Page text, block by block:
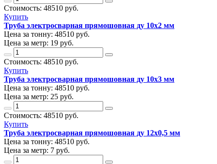
Стоимость: 48510 руб.
Купить
Труба электросварная прямошовная ду 10х2 мм
Цена за тонну: 48510 руб.
Цена за метр: 19 руб.
Стоимость: 48510 руб.
Купить
Труба электросварная прямошовная ду 10х3 мм
Цена за тонну: 48510 руб.
Цена за метр: 25 руб.
Стоимость: 48510 руб.
Купить
Труба электросварная прямошовная ду 12х0,5 мм
Цена за тонну: 48510 руб.
Цена за метр: 7 руб.